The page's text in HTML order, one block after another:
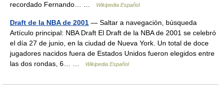
recordado Fernando… …
Wikipedia Español
Draft de la NBA de 2001 — Saltar a navegación, búsqueda
Artículo principal: NBA Draft El Draft de la NBA de 2001 se celebró
el día 27 de junio, en la ciudad de Nueva York. Un total de doce
jugadores nacidos fuera de Estados Unidos fueron elegidos entre
las dos rondas, 6… …
Wikipedia Español